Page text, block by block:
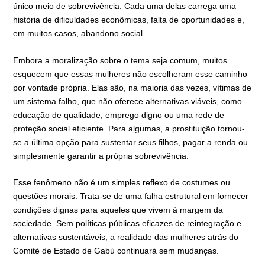
único meio de sobrevivência. Cada uma delas carrega uma
história de dificuldades econômicas, falta de oportunidades e,
em muitos casos, abandono social.
Embora a moralização sobre o tema seja comum, muitos
esquecem que essas mulheres não escolheram esse caminho
por vontade própria. Elas são, na maioria das vezes, vítimas de
um sistema falho, que não oferece alternativas viáveis, como
educação de qualidade, emprego digno ou uma rede de
proteção social eficiente. Para algumas, a prostituição tornou-
se a última opção para sustentar seus filhos, pagar a renda ou
simplesmente garantir a própria sobrevivência.
Esse fenômeno não é um simples reflexo de costumes ou
questões morais. Trata-se de uma falha estrutural em fornecer
condições dignas para aqueles que vivem à margem da
sociedade. Sem políticas públicas eficazes de reintegração e
alternativas sustentáveis, a realidade das mulheres atrás do
Comité de Estado de Gabú continuará sem mudanças.